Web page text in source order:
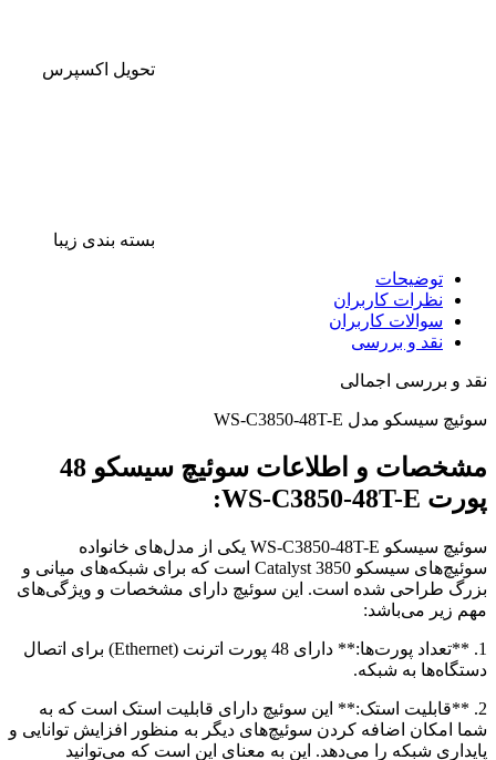
تحویل اکسپرس
بسته بندی زیبا
توضیحات
نظرات کاربران
سوالات کاربران
نقد و بررسی
نقد و بررسی اجمالی
سوئیچ سیسکو مدل WS-C3850-48T-E
مشخصات و اطلاعات سوئیچ سیسکو 48
پورت WS-C3850-48T-E:
سوئیچ سیسکو WS-C3850-48T-E یکی از مدل‌های خانواده
سوئیچ‌های سیسکو Catalyst 3850 است که برای شبکه‌های میانی و
بزرگ طراحی شده است. این سوئیچ دارای مشخصات و ویژگی‌های
مهم زیر می‌باشد:
1. **تعداد پورت‌ها:** دارای 48 پورت اترنت (Ethernet) برای اتصال
دستگاه‌ها به شبکه.
2. **قابلیت استک:** این سوئیچ دارای قابلیت استک است که به
شما امکان اضافه کردن سوئیچ‌های دیگر به منظور افزایش توانایی و
پایداری شبکه را می‌دهد. این به معنای این است که می‌توانید